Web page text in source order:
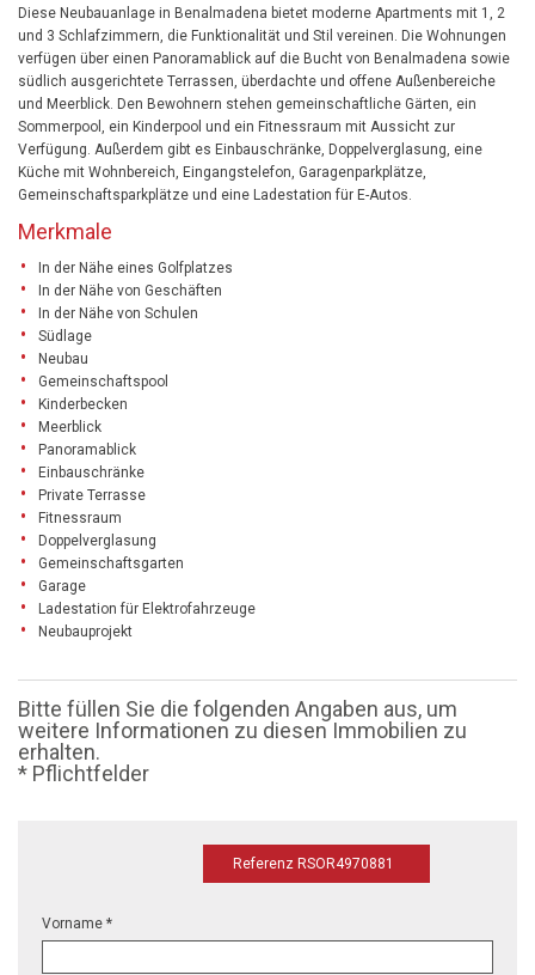
Diese Neubauanlage in Benalmadena bietet moderne Apartments mit 1, 2
und 3 Schlafzimmern, die Funktionalität und Stil vereinen. Die Wohnungen
verfügen über einen Panoramablick auf die Bucht von Benalmadena sowie
südlich ausgerichtete Terrassen, überdachte und offene Außenbereiche
und Meerblick. Den Bewohnern stehen gemeinschaftliche Gärten, ein
Sommerpool, ein Kinderpool und ein Fitnessraum mit Aussicht zur
Verfügung. Außerdem gibt es Einbauschränke, Doppelverglasung, eine
Küche mit Wohnbereich, Eingangstelefon, Garagenparkplätze,
Gemeinschaftsparkplätze und eine Ladestation für E-Autos.
Merkmale
In der Nähe eines Golfplatzes
In der Nähe von Geschäften
In der Nähe von Schulen
Südlage
Neubau
Gemeinschaftspool
Kinderbecken
Meerblick
Panoramablick
Einbauschränke
Private Terrasse
Fitnessraum
Doppelverglasung
Gemeinschaftsgarten
Garage
Ladestation für Elektrofahrzeuge
Neubauprojekt
Bitte füllen Sie die folgenden Angaben aus, um
weitere Informationen zu diesen Immobilien zu
erhalten.
* Pflichtfelder
Referenz RSOR4970881
Vorname *